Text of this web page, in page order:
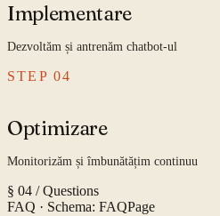
Implementare
Dezvoltăm și antrenăm chatbot-ul
STEP04
Optimizare
Monitorizăm și îmbunătățim continuu
§ 04 / Questions
FAQ · Schema: FAQPage